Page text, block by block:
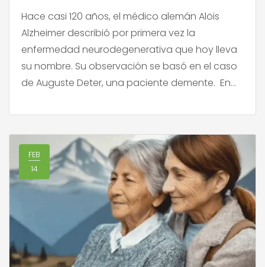
Hace casi 120 años, el médico alemán Alöis
Alzheimer describió por primera vez la
enfermedad neurodegenerativa que hoy lleva
su nombre. Su observación se basó en el caso
de Auguste Deter, una paciente demente. En
Conversation, se destaca que no fue una
coincidencia que esta enfermedad haya sido
detectada […]
FEB
14